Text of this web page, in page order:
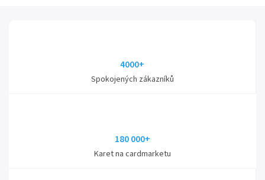
4000+
Spokojených zákazníků
180 000+
Karet na cardmarketu